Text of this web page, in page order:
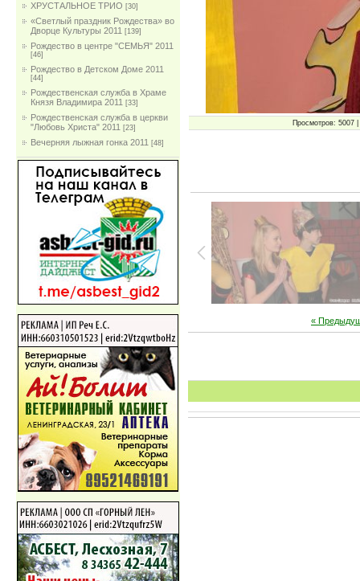
ХРУСТАЛЬНОЕ ТРИО [30]
«Светлый праздник Рождества» во
Дворце Культуры 2011 [139]
Рождество в центре "СЕМЬЯ" 2011
[46]
Рождество в Детском Доме 2011
[44]
Рождественская служба в Храме
Князя Владимира 2011 [33]
Рождественская служба в церкви
"Любовь Христа" 2011 [23]
Вечерняя лыжная гонка 2011 [48]
Просмотров: 5007
«